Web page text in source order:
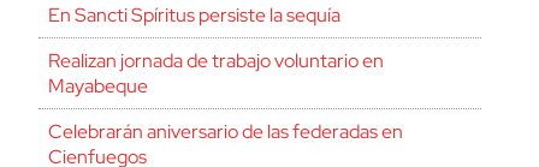
En Sancti Spíritus persiste la sequía
Realizan jornada de trabajo voluntario en
Mayabeque
Celebrarán aniversario de las federadas en
Cienfuegos